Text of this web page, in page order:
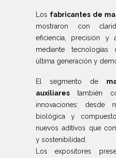
Los fabricantes de
mostraron con
eficiencia, precisión y
mediante
última generación y
El segmento de
auxiliares también
innovaciones: desde
biológica y
nuevos aditivos que
y sostenibilidad.
Los expositores